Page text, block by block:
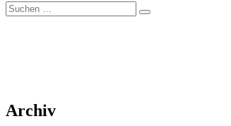
Suchen
nach:
Suchen
Archiv